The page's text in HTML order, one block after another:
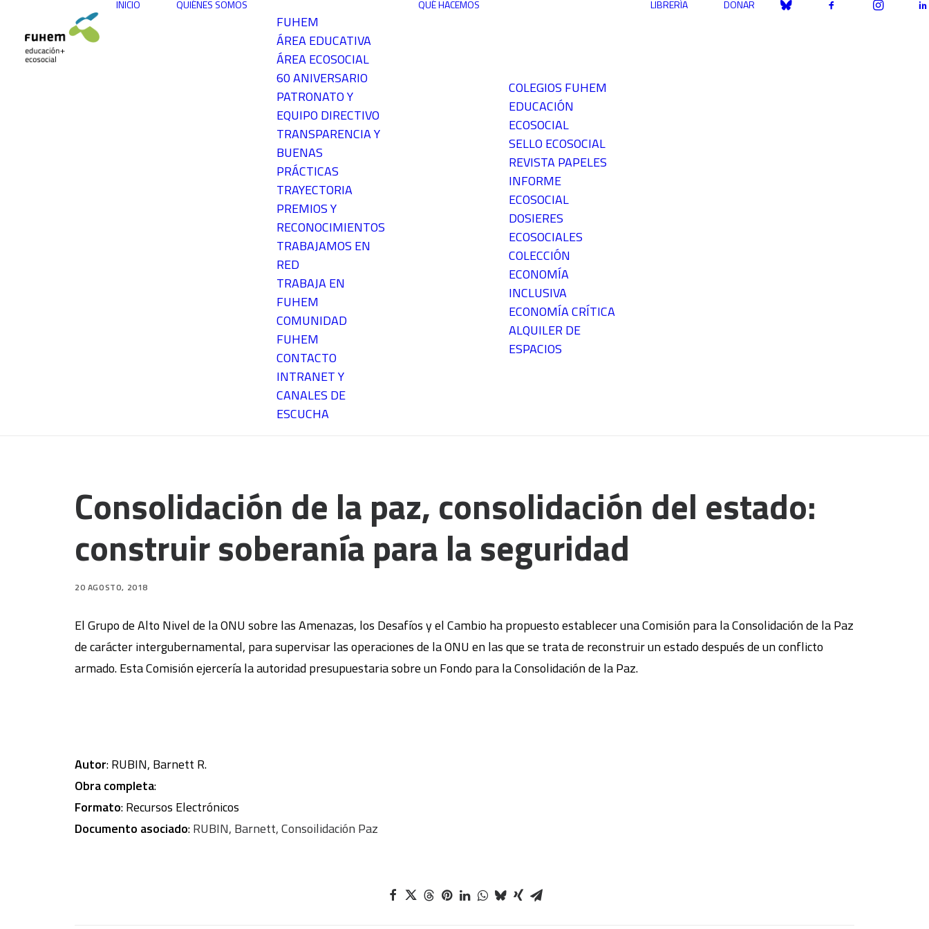
INICIO QUIÉNES SOMOS
FUHEM
ÁREA EDUCATIVA
ÁREA ECOSOCIAL
60 ANIVERSARIO
PATRONATO Y
EQUIPO DIRECTIVO
TRANSPARENCIA Y
BUENAS
PRÁCTICAS
TRAYECTORIA
PREMIOS Y
RECONOCIMIENTOS
TRABAJAMOS EN
RED
TRABAJA EN
FUHEM
COMUNIDAD
FUHEM
CONTACTO
INTRANET Y
CANALES DE
ESCUCHA
QUÉ HACEMOS
COLEGIOS FUHEM
EDUCACIÓN
ECOSOCIAL
SELLO ECOSOCIAL
REVISTA PAPELES
INFORME
ECOSOCIAL
DOSIERES
ECOSOCIALES
COLECCIÓN
ECONOMÍA
INCLUSIVA
ECONOMÍA CRÍTICA
ALQUILER DE
ESPACIOS
LIBRERÍA DONAR
Consolidación de la paz, consolidación del estado:
construir soberanía para la seguridad
20 AGOSTO, 2018
El Grupo de Alto Nivel de la ONU sobre las Amenazas, los Desafíos y el Cambio ha propuesto establecer una Comisión para la Consolidación de la Paz
de carácter intergubernamental, para supervisar las operaciones de la ONU en las que se trata de reconstruir un estado después de un conflicto
armado. Esta Comisión ejercería la autoridad presupuestaria sobre un Fondo para la Consolidación de la Paz.
Autor: RUBIN, Barnett R.
Obra completa:
Formato: Recursos Electrónicos
Documento asociado:RUBIN, Barnett, Consoilidación Paz